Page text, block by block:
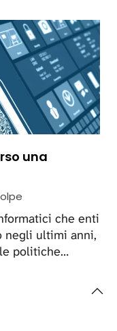
una
che enti
negli ultimi anni,
politiche…